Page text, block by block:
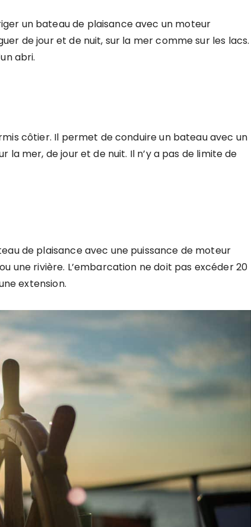
un bateau de plaisance avec un moteur
de jour et de nuit, sur la mer comme sur les lacs.
abri.
côtier. Il permet de conduire un bateau avec un
la mer, de jour et de nuit. Il n’y a pas de limite de
de plaisance avec une puissance de moteur
une rivière. L’embarcation ne doit pas excéder 20
extension.